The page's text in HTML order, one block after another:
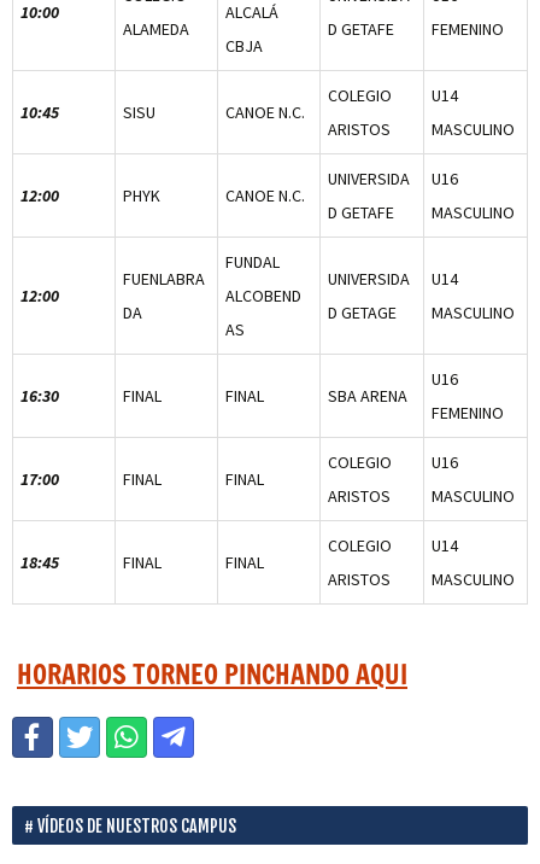
10:00
ALAMEDA
ALCALÁ
CBJA
D GETAFE
FEMENINO
10:45 SISU CANOE N.C.
COLEGIO
ARISTOS
U14
MASCULINO
12:00 PHYK CANOE N.C.
UNIVERSIDA
D GETAFE
U16
MASCULINO
12:00
FUENLABRA
DA
FUNDAL
ALCOBEND
AS
UNIVERSIDA
D GETAGE
U14
MASCULINO
16:30 FINAL FINAL SBA ARENA
U16
FEMENINO
17:00 FINAL FINAL
COLEGIO
ARISTOS
U16
MASCULINO
18:45 FINAL FINAL
COLEGIO
ARISTOS
U14
MASCULINO
HORARIOS TORNEO PINCHANDO AQUI
VÍDEOS DE NUESTROS CAMPUS